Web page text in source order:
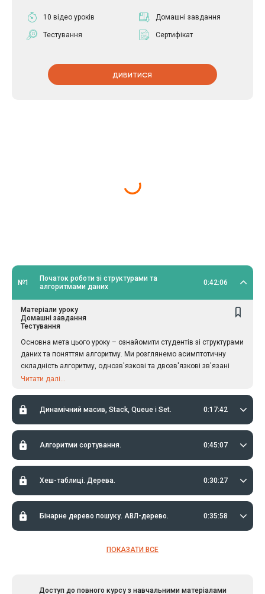
10 відео уроків Домашні завдання
Тестування Сертифікат
ДИВИТИСЯ
№1
Початок роботи зі структурами та
алгоритмами даних
0:42:06
Матеріали уроку
Домашні завдання
Тестування
Основна мета цього уроку – ознайомити студентів зі структурами
даних та поняттям алгоритму. Ми розглянемо асимптотичну
складність алгоритму, однозв'язкові та двозв'язкові зв'язані
списки. Також навчимося використовувати О-нотації.
Читати далі...
Динамічний масив, Stack, Queue і Set. 0:17:42
Алгоритми сортування. 0:45:07
Хеш-таблиці. Дерева. 0:30:27
Бінарне дерево пошуку. АВЛ-дерево. 0:35:58
ПОКАЗАТИ ВСЕ
Доступ до повного курсу з навчальними матеріалами